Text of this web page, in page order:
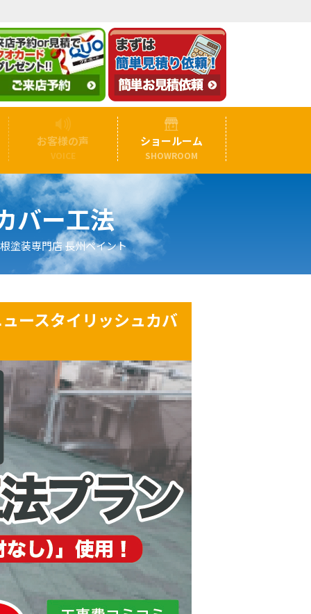
お客様の声
VOICE
ショールーム
SHOWROOM
バー工法
塗装専門店 長州ペイント
ースタイリッシュカバ